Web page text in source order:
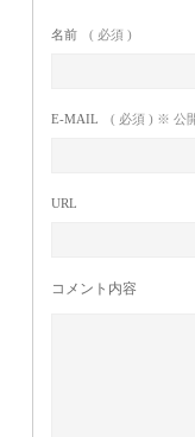
名前 ( 必須 )
E-MAIL ( 必須 ) ※ 公
URL
コメント内容